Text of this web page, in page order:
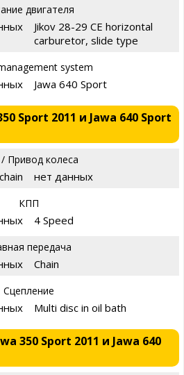
двигателя
Jikov 28-29 CE horizontal
carburetor, slide type
system
Jawa 640 Sport
Sport 2011 и Jawa 640 Sport
Привод колеса
нет данных
КПП
4 Speed
передача
Chain
Сцепление
Multi disc in oil bath
350 Sport 2011 и Jawa 640